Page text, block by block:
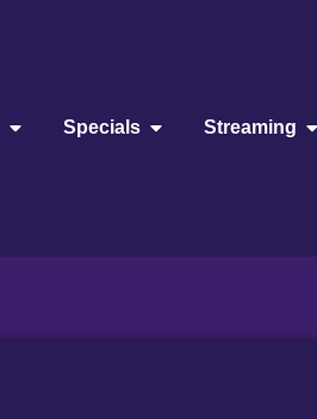
Specials Streaming